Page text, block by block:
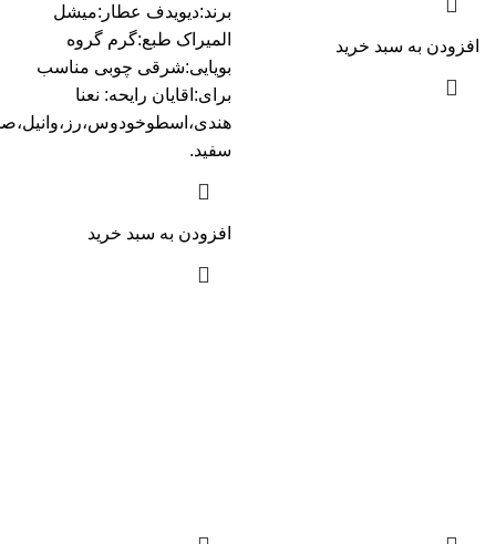
افزودن به سبد خرید
برند:دیویدف عطار:میشل
المیراک طبع:گرم گروه
بویایی:شرقی چوبی مناسب
برای:اقایان رایحه: نعنا
سفید.
افزودن به سبد خرید